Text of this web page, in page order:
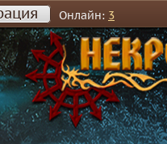
Онлайн: 3